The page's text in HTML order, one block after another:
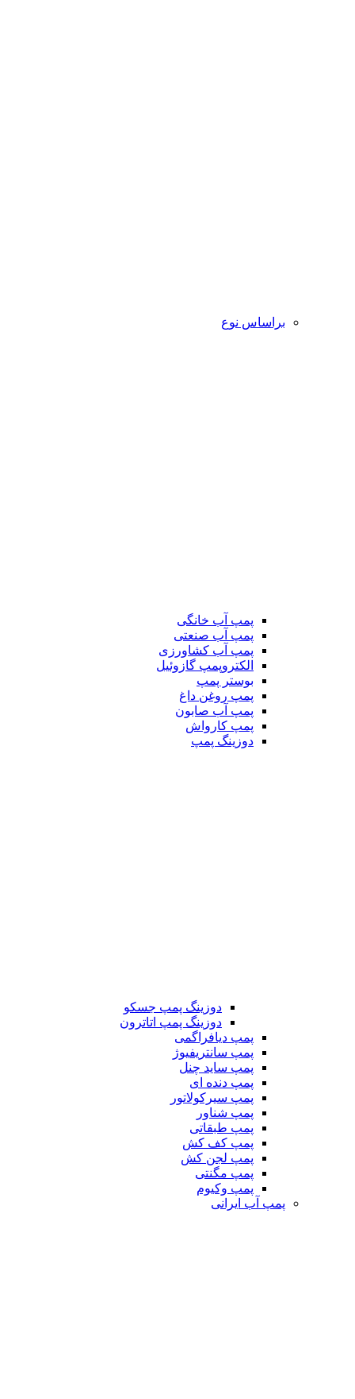
براساس نوع
پمپ آب خانگی
پمپ آب صنعتی
پمپ آب کشاورزی
الکتروپمپ گازوئیل
بوستر پمپ
پمپ روغن داغ
پمپ آب صابون
پمپ کارواش
دوزینگ پمپ
دوزینگ پمپ جسکو
دوزینگ پمپ اتاترون
پمپ دیافراگمی
پمپ سانتریفیوژ
پمپ ساید چنل
پمپ دنده ای
پمپ سیرکولاتور
پمپ شناور
پمپ طبقاتی
پمپ کف کش
پمپ لجن کش
پمپ مگنتی
پمپ وکیوم
پمپ آب ایرانی